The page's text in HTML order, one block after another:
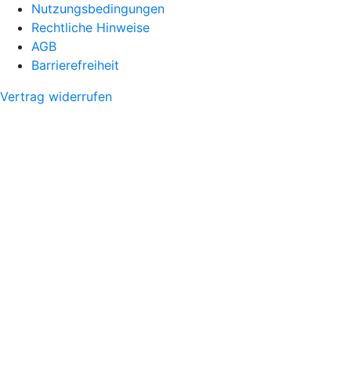
Nutzungsbedingungen
Rechtliche Hinweise
AGB
Barrierefreiheit
Vertrag widerrufen